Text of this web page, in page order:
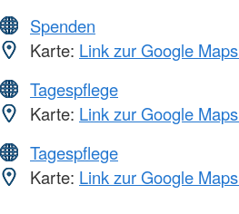
Spenden
Karte: Link zur Google
Tagespflege
Karte: Link zur Google
Tagespflege
Karte: Link zur Google